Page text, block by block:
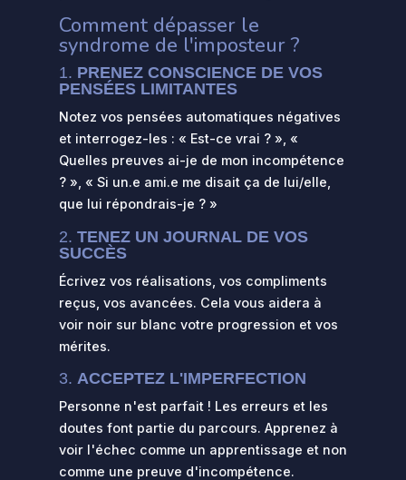
Comment dépasser le
syndrome de l'imposteur ?
1. PRENEZ CONSCIENCE DE VOS
PENSÉES LIMITANTES
Notez vos pensées automatiques négatives
et interrogez-les : « Est-ce vrai ? », «
Quelles preuves ai-je de mon incompétence
? », « Si un.e ami.e me disait ça de lui/elle,
que lui répondrais-je ? »
2. TENEZ UN JOURNAL DE VOS
SUCCÈS
Écrivez vos réalisations, vos compliments
reçus, vos avancées. Cela vous aidera à
voir noir sur blanc votre progression et vos
mérites.
3. ACCEPTEZ L'IMPERFECTION
Personne n'est parfait ! Les erreurs et les
doutes font partie du parcours. Apprenez à
voir l'échec comme un apprentissage et non
comme une preuve d'incompétence.